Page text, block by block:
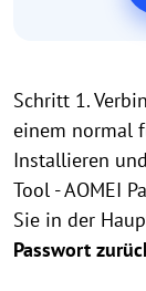
Schritt 1.
einem normal
Installieren
Tool - AOMEI
Sie in der
Passwort